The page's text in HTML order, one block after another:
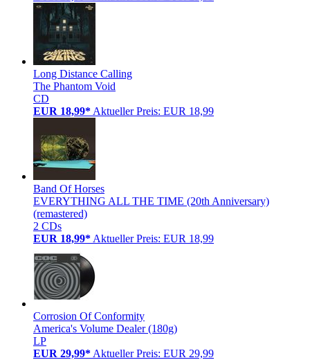
Long Distance Calling
The Phantom Void
CD
EUR 18,99* Aktueller Preis: EUR 18,99
Band Of Horses
EVERYTHING ALL THE TIME (20th Anniversary)
(remastered)
2 CDs
EUR 18,99* Aktueller Preis: EUR 18,99
Corrosion Of Conformity
America's Volume Dealer (180g)
LP
EUR 29,99* Aktueller Preis: EUR 29,99